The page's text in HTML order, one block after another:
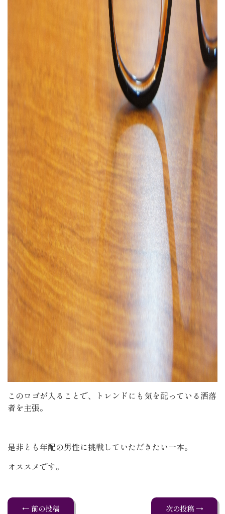
このロゴが入ることで、トレンドにも気を配っている洒落
者を主張。
是非とも年配の男性に挑戦していただきたい一本。
オススメです。
← 前の投稿 次の投稿 →